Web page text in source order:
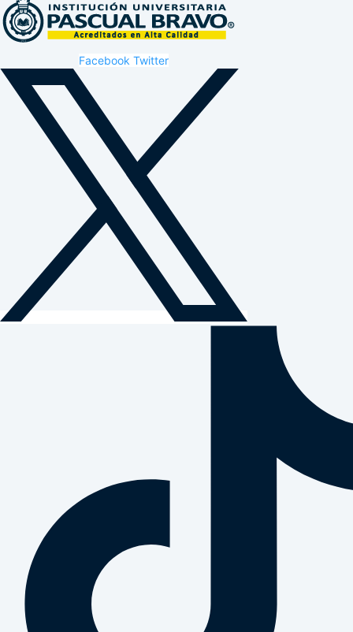
Facebook Twitter